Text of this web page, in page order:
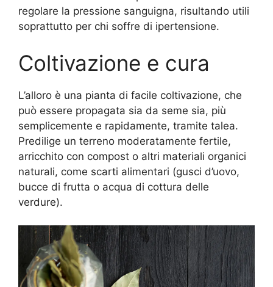
regolare la pressione sanguigna, risultando utili
soprattutto per chi soffre di ipertensione.
Coltivazione e cura
L’alloro è una pianta di facile coltivazione, che
può essere propagata sia da seme sia, più
semplicemente e rapidamente, tramite talea.
Predilige un terreno moderatamente fertile,
arricchito con compost o altri materiali organici
naturali, come scarti alimentari (gusci d’uovo,
bucce di frutta o acqua di cottura delle
verdure).